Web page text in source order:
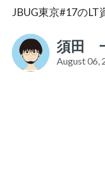
JBUG東京#17のLT
須田
August 06,